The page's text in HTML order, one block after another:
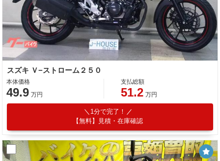
スズキ Ｖ−ストローム２５０
本体価格
49.9 万円
支払総額
51.2 万円
1分で完了！
【無料】見積・在庫確認